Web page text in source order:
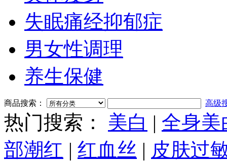
失眠痛经抑郁症
男女性调理
养生保健
商品搜索： 高级
热门搜索： 美白 | 全身美
部潮红 | 红血丝 | 皮肤过